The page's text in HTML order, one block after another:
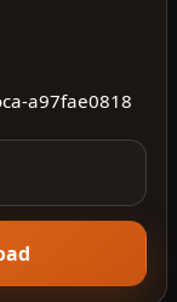
a97fae0818